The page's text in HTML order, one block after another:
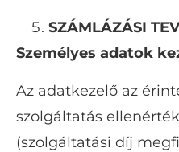
SZÁMLÁZÁSI
Személyes adatok
Az adatkezelő az
szolgáltatás
(szolgáltatási díj